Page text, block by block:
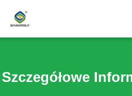
Szczegółowe